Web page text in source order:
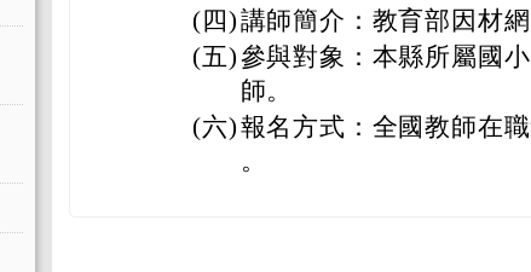
(四)講師簡介：教育部因材
(五)參與對象：本縣所屬國
師。
(六)報名方式：全國教師在
。